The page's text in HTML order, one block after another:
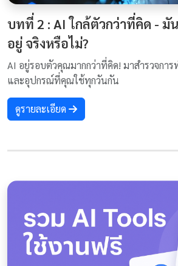
บทที่ 2 : AI ใกล้ตัวกว่าที่คิด - มั
อยู่ จริงหรือไม่?
AI อยู่รอบตัวคุณมากกว่าที่คิด! มาสำรวจกา
และอุปกรณ์ที่คุณใช้ทุกวันกัน
ดูรายละเอียด